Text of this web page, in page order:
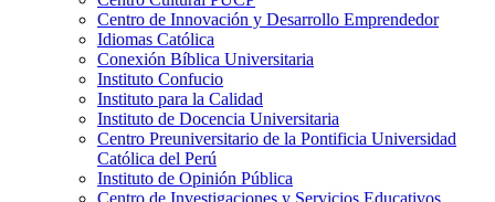
Centro de Innovación y Desarrollo Emprendedor
Idiomas Católica
Conexión Bíblica Universitaria
Instituto Confucio
Instituto para la Calidad
Instituto de Docencia Universitaria
Centro Preuniversitario de la Pontificia Universidad
Católica del Perú
Instituto de Opinión Pública
Centro de Investigaciones y Servicios Educativos